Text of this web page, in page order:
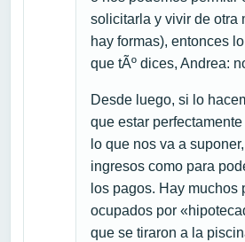
solicitarla y vivir de otra
hay formas), entonces
que tÃº dices, Andrea:
Desde luego, si lo
que estar
lo que nos va a
ingresos como para
los pagos. Hay muchos
ocupados por
que se tiraron a la